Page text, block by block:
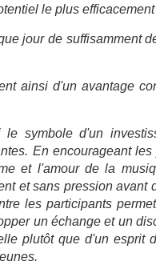
le plus
jour de suffisamment
ainsi d'un avantage
le symbole d'un
En encourageant
et l'amour de la
et sans pression
les participants
un échange et un
plutôt que d'un